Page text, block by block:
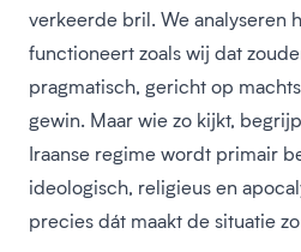
verkeerde bril. We analyseren
functioneert zoals wij dat
pragmatisch, gericht op
gewin. Maar wie zo kijkt,
Iraanse regime wordt primair
ideologisch, religieus en
precies dát maakt de situatie